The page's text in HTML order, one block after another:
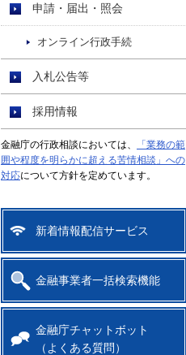
申請・届出・照会
オンライン行政手続
入札公告等
採用情報
金融庁の行政相談においては、
「業務の範
囲や程度を明らかに超える苦情相談」への
対応について方針を定めています。
新着情報配信サービス
金融事業者一括検索機能
金融庁チャットボット
（よくある質問）